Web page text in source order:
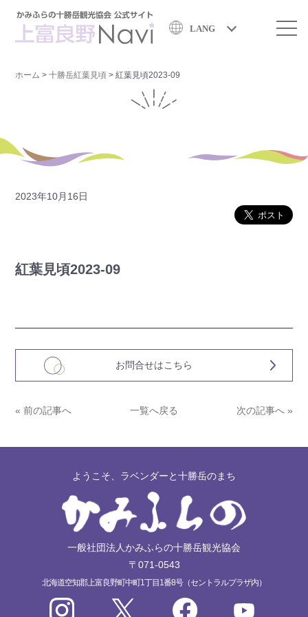
LANG
ホーム >十勝岳紅葉見頃 >紅葉見頃2023-09
2023年10月16日
紅葉見頃2023-09
お問合せはこちら
« 前の記事へ 一覧へ戻る 次の記事へ »
ようこそ、ラベンダーと十勝岳のまち
一般社団法人かみふらの十勝岳観光協会
〒071-0543
北海道空知郡上富良野町中町1丁目1番8号（セントラルプラザ内）